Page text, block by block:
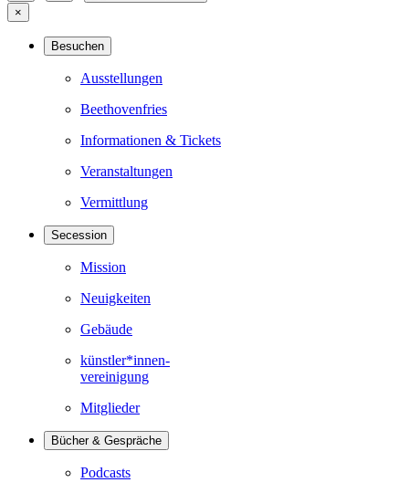
×
Besuchen
Ausstellungen
Beethovenfries
Informationen & Tickets
Veranstaltungen
Vermittlung
Secession
Mission
Neuigkeiten
Gebäude
künstler*innen-
vereinigung
Mitglieder
Bücher & Gespräche
Podcasts